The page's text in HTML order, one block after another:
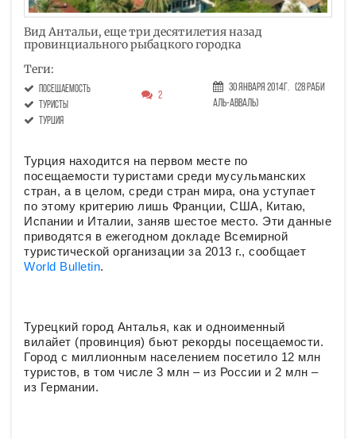
Вид Антальи, еще три десятилетия назад
провинциального рыбацкого городка
Теги:
посещаемость
туристы
Турция
2
30 Января 2014г. (28 Раби
аль-авваль)
Турция находится на первом месте по
посещаемости туристами среди мусульманских
стран, а в целом, среди стран мира, она уступает
по этому критерию лишь Франции, США, Китаю,
Испании и Италии, заняв шестое место. Эти данные
приводятся в ежегодном докладе Всемирной
туристической организации за 2013 г., сообщает
World Bulletin.
Турецкий город Анталья, как и одноименный
вилайет (провинция) бьют рекорды посещаемости.
Город с миллионным населением посетило 12 млн
туристов, в том числе 3 млн – из России и 2 млн –
из Германии.